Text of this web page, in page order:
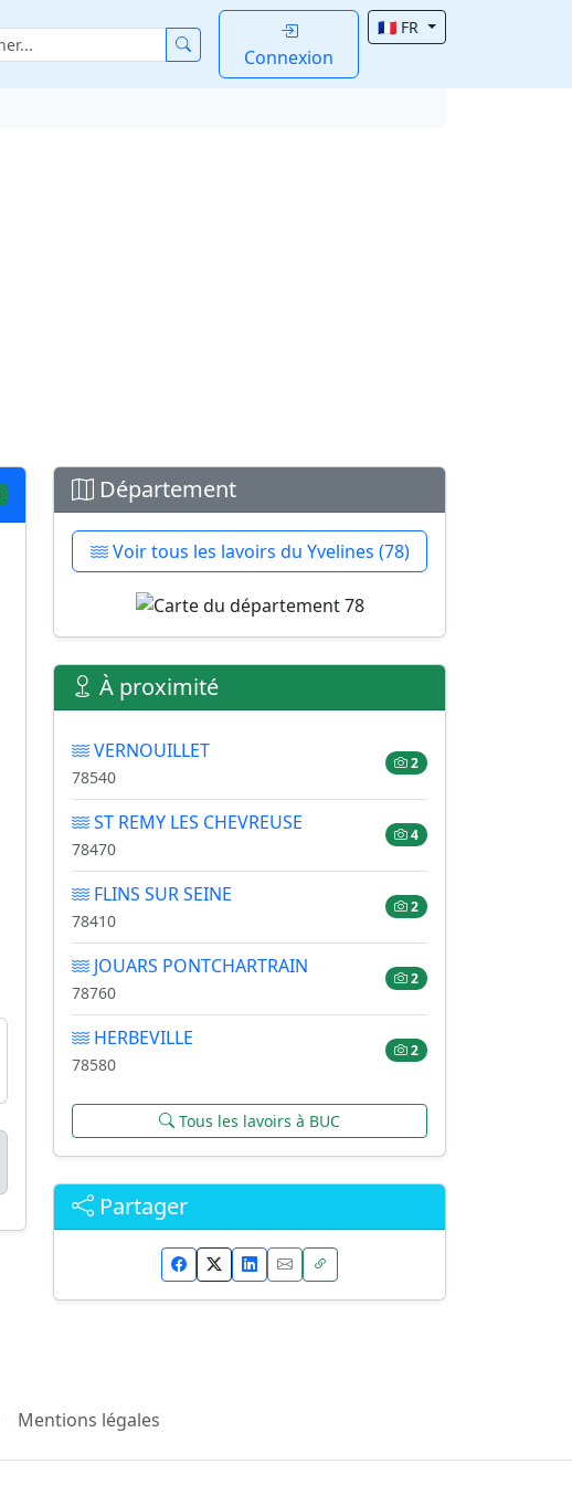
Connexion
🇫🇷 FR
Département
Voir tous les lavoirs du Yvelines (78)
À proximité
VERNOUILLET
78540
2
ST REMY LES CHEVREUSE
78470
4
FLINS SUR SEINE
78410
2
JOUARS PONTCHARTRAIN
78760
2
HERBEVILLE
78580
2
Tous les lavoirs à BUC
Partager
Mentions légales